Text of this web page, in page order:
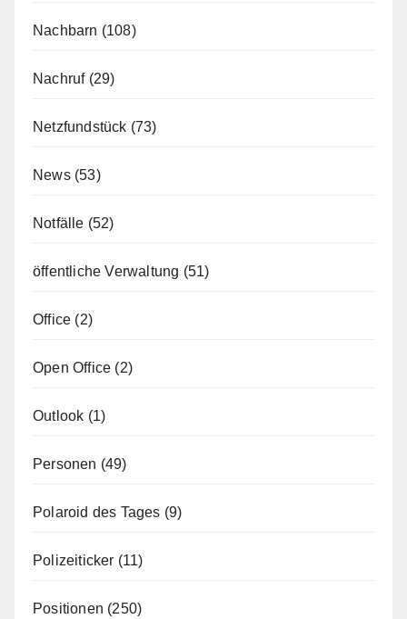
Nachbarn (108)
Nachruf(29)
Netzfundstück (73)
News(53)
Notfälle (52)
öffentliche Verwaltung (51)
Office (2)
Open Office (2)
Outlook (1)
Personen (49)
Polaroid des Tages (9)
Polizeiticker (11)
Positionen (250)